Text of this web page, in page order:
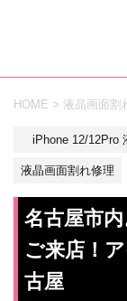
HOME > 液晶画面割
iPhone 12/12Pro
液晶画面割れ修理
名古屋市
ご来店！
古屋